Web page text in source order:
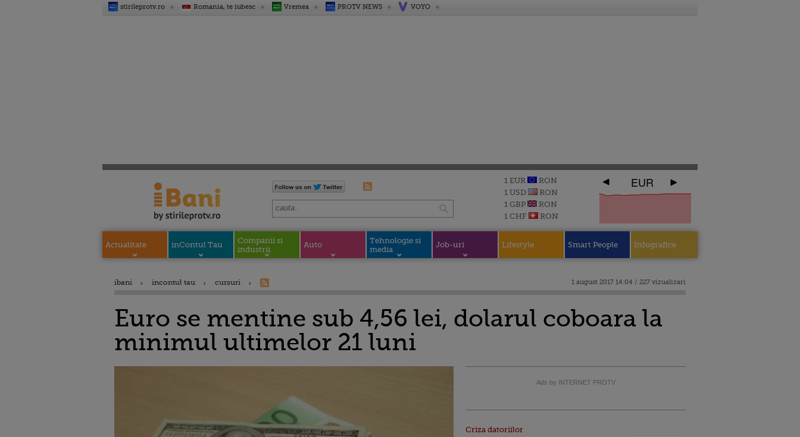
stirileprotv.ro Romania, te iubesc Vremea PROTV NEWS VOYO
1 EUR
RON
1 USD
RON
1 GBP
RON
1 CHF
RON
EUR
Actualitate inContul Tau
Companii si
industrii
Auto
Tehnologie si
media
Job-uri Lifestyle Smart People Infografice
ibani incontul tau cursuri 1 august 2017 14:04 / 227 vizualizari
Euro se mentine sub 4,56 lei, dolarul coboara la
minimul ultimelor 21 luni
Ads by INTERNET PROTV
Criza datoriilor